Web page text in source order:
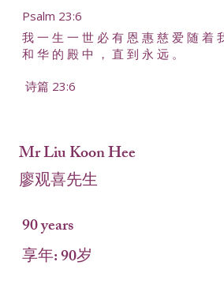
Psalm 23:6
我 一 生 一 世 必 有 恩 惠 慈 爱 随 着
和 华 的 殿 中 ， 直 到 永 远 。
诗篇 23:6
Mr Liu Koon Hee
廖观喜先生
90 years
享年: 90岁